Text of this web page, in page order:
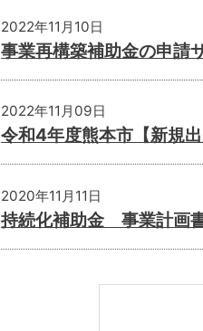
2022年11月10日
事業再構築補助金の申請
2022年11月09日
令和4年度熊本市【新規
2020年11月11日
持続化補助金 事業計画